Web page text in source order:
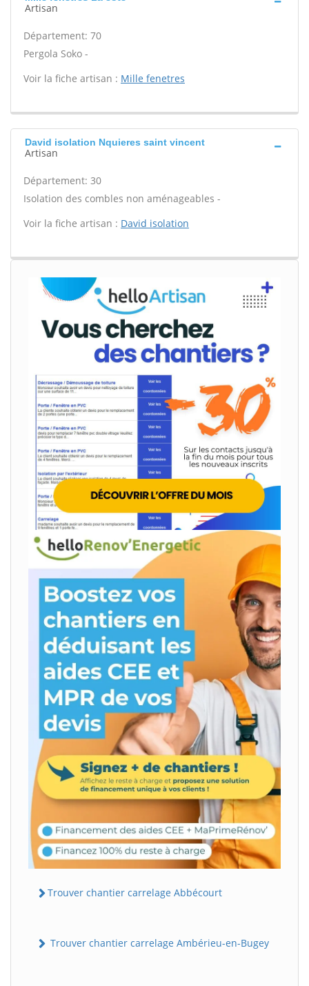
Artisan
Département: 70
Pergola Soko -
Voir la fiche artisan : Mille fenetres
David isolation Nquieres saint vincent
Artisan
Département: 30
Isolation des combles non aménageables -
Voir la fiche artisan : David isolation
Trouver chantier carrelage Abbécourt
Trouver chantier carrelage Ambérieu-en-Bugey